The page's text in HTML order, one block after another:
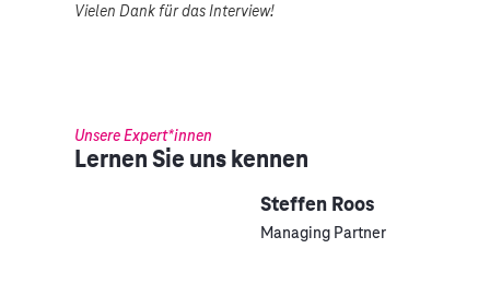
Vielen Dank für das Interview!
Unsere Expert*innen
Lernen Sie uns kennen
Steffen Roos
Managing Partner